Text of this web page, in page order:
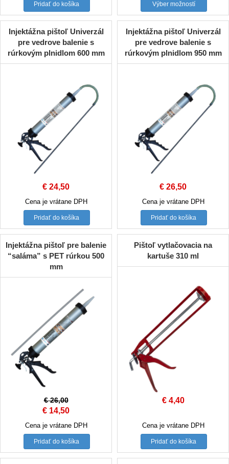
Pridať do košíka Výber možností
product
has
multiple
The
options
may
chosen
on
the
product
Injektážna pištoľ Univerzál
pre vedrove balenie s
rúrkovým plnidlom 600 mm
€ 24,50
Cena je vrátane DPH
Pridať do košíka
Injektážna pištoľ Univerzál
pre vedrove balenie s
rúrkovým plnidlom 950 mm
€ 26,50
Cena je vrátane DPH
Pridať do košíka
Injektážna pištoľ pre balenie
“saláma” s PET rúrkou 500
mm
€26,00
Original
price
was:
€ 26,00.
€ 14,50Current
price
is:
€ 14,50.
Cena je vrátane DPH
Pridať do košíka
Pištoľ vytlačovacia na
kartuše 310 ml
€4,40
Cena je vrátane DPH
Pridať do košíka